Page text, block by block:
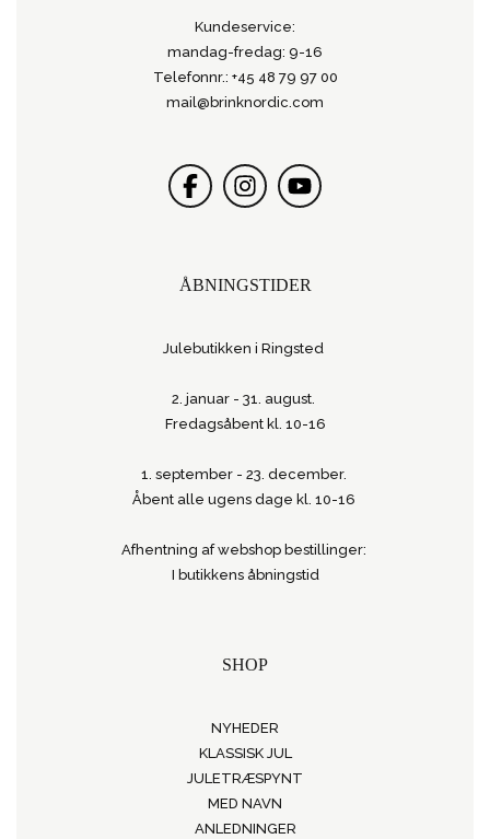
Kundeservice:
mandag-fredag: 9-16
Telefonnr.: +45 48 79 97 00
mail@brinknordic.com
ÅBNINGSTIDER
Julebutikken i Ringsted
2. januar - 31. august.
Fredagsåbent kl. 10-16
1. september - 23. december.
Åbent alle ugens dage kl. 10-16
Afhentning af webshop bestillinger:
I butikkens åbningstid
SHOP
NYHEDER
KLASSISK JUL
JULETRÆSPYNT
MED NAVN
ANLEDNINGER